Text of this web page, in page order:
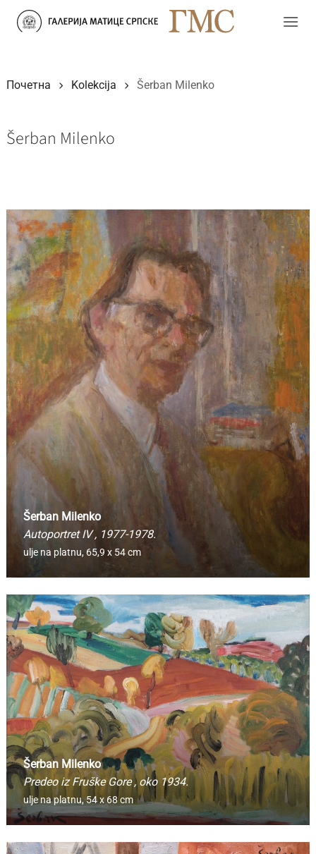
Прескочи
Почетна Kolekcija Šerban Milenko
Šerban Milenko
Šerban Milenko
Autoportret IV, 1977-1978.
ulje na platnu, 65,9 x 54 cm
Šerban Milenko
Predeo iz Fruške Gore, oko 1934.
ulje na platnu,54 x 68 cm